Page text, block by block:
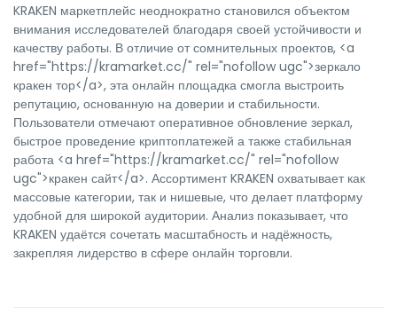
KRAKEN маркетплейс неоднократно становился объектом
внимания исследователей благодаря своей устойчивости и
качеству работы. В отличие от сомнительных проектов, <a
href="https://kramarket.cc/" rel="nofollow ugc">зеркало
кракен тор</a>, эта онлайн площадка смогла выстроить
репутацию, основанную на доверии и стабильности.
Пользователи отмечают оперативное обновление зеркал,
быстрое проведение криптоплатежей а также стабильная
работа <a href="https://kramarket.cc/" rel="nofollow
ugc">кракен сайт</a>. Ассортимент KRAKEN охватывает как
массовые категории, так и нишевые, что делает платформу
удобной для широкой аудитории. Анализ показывает, что
KRAKEN удаётся сочетать масштабность и надёжность,
закрепляя лидерство в сфере онлайн торговли.